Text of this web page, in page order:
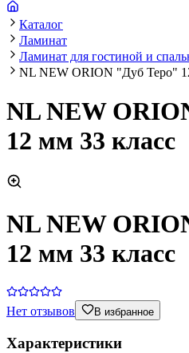
Каталог
Ламинат
Ламинат для гостиной и
NL NEW ORION "Дуб Теро"
NL NEW
12 мм 33 класс
NL NEW
12 мм 33 класс
Нет отзывов В избранное
Характеристики